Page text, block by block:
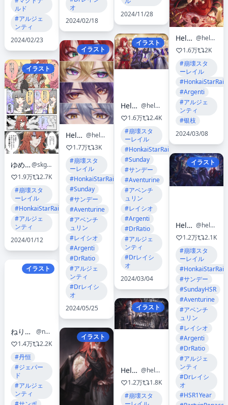
ルド
#アルジェ
ンティ
2024/02/23
イラスト
ゆめぎわ
@skgl_thx
1.9万
2.7K
#崩壊スタ
ーレイル
#HonkaiStarRail
#アルジェ
ンティ
2024/01/12
イラスト
ねり悶🌷依頼受付中
@nerimonmon
1.4万
2.2K
#丹恒
#ジェパー
ド
#アルジェ
ンティ
オ
2024/02/18
イラスト
Helen Zhao
@helen_zzhao
1.7万
3K
#崩壊スタ
ーレイル
#HonkaiStarRail
#Sunday
#サンデー
#Aventurine
#アベンチ
ュリン
#レイシオ
#Argenti
#DrRatio
#アルジェ
ンティ
#Drレイシ
オ
2024/05/25
イラスト
2024/11/28
イラスト
Helen Zhao
@helen_zzhao
1.6万
2.4K
#崩壊スタ
ーレイル
#HonkaiStarRail
#Sunday
#サンデー
#Aventurine
#アベンチ
ュリン
#レイシオ
#Argenti
#DrRatio
#アルジェ
ンティ
#Drレイシ
オ
2024/03/04
イラスト
Helen Zhao
@helen_zzhao
1.2万
1.8K
#崩壊スタ
Helen Zhao
@helen_zzhao
1.6万
2K
#崩壊スタ
ーレイル
#HonkaiStarRail
#Argenti
#アルジェ
ンティ
#银枝
2024/03/08
イラスト
Helen Zhao
@helen_zzhao
1.2万
2.1K
#崩壊スタ
ーレイル
#HonkaiStarRail
#サンデー
#SundayHSR
#Aventurine
#アベンチ
ュリン
#レイシオ
#Argenti
#DrRatio
#アルジェ
ンティ
#Drレイシ
オ
#HSR1Year